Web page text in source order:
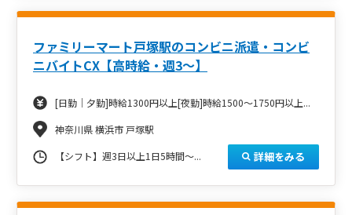
ファミリーマート戸塚駅のコンビニ派遣・コンビ
ニバイトCX【高時給・週3～】
[日勤｜夕勤]時給1300円以上[夜勤]時給1500～1750円以上...
神奈川県 横浜市 戸塚駅
【シフト】週3日以上1日5時間～... 詳細をみる